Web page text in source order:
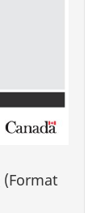
(Format